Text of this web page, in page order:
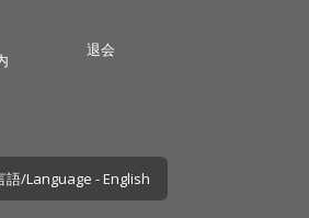
退会
語/Language - English